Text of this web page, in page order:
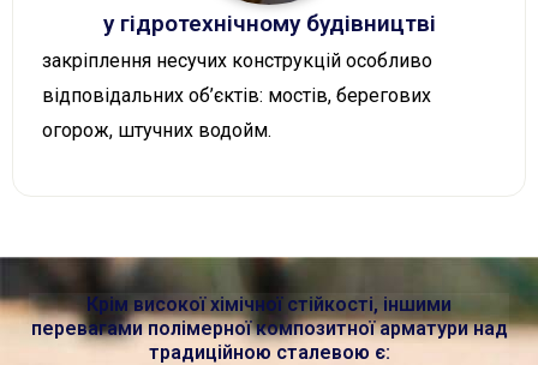
у гідротехнічному будівництві
закріплення несучих конструкцій особливо
відповідальних об’єктів: мостів, берегових
огорож, штучних водойм.
Крім високої хімічної стійкості, іншими
перевагами полімерної композитної арматури над
традиційною сталевою є: